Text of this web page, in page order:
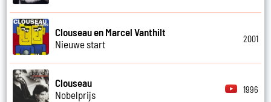
Clouseau en Marcel Vanthilt
Nieuwe start
2001
Clouseau
Nobelprijs
1996